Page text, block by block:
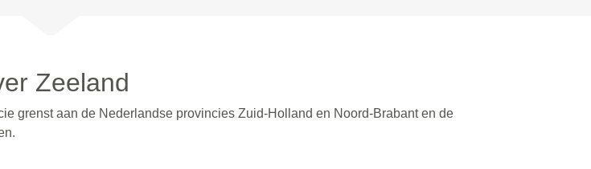
Zeeland
grenst aan de Nederlandse provincies Zuid-Holland en Noord-Brabant en de